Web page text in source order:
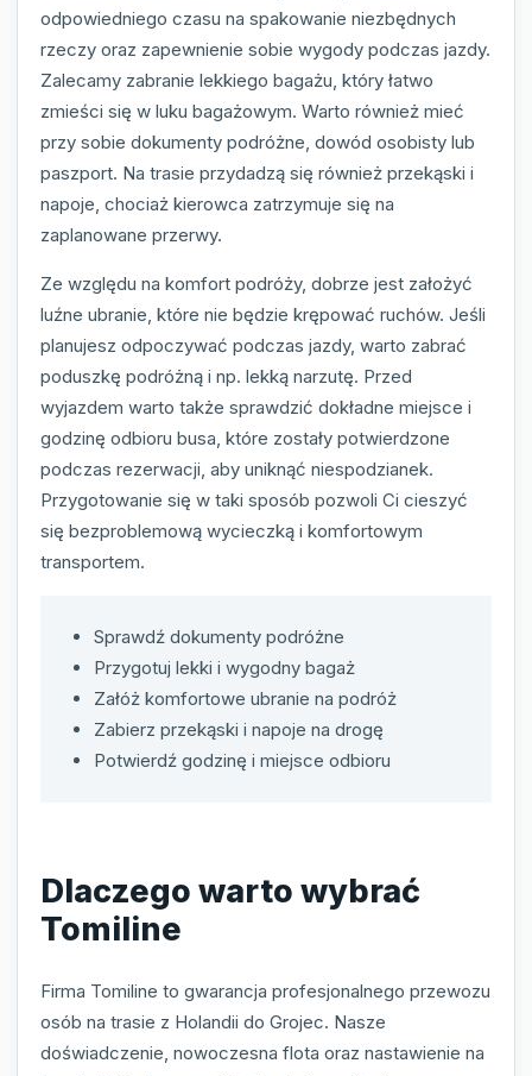
odpowiedniego czasu na spakowanie niezbędnych
rzeczy oraz zapewnienie sobie wygody podczas jazdy.
Zalecamy zabranie lekkiego bagażu, który łatwo
zmieści się w luku bagażowym. Warto również mieć
przy sobie dokumenty podróżne, dowód osobisty lub
paszport. Na trasie przydadzą się również przekąski i
napoje, chociaż kierowca zatrzymuje się na
zaplanowane przerwy.
Ze względu na komfort podróży, dobrze jest założyć
luźne ubranie, które nie będzie krępować ruchów. Jeśli
planujesz odpoczywać podczas jazdy, warto zabrać
poduszkę podróżną i np. lekką narzutę. Przed
wyjazdem warto także sprawdzić dokładne miejsce i
godzinę odbioru busa, które zostały potwierdzone
podczas rezerwacji, aby uniknąć niespodzianek.
Przygotowanie się w taki sposób pozwoli Ci cieszyć
się bezproblemową wycieczką i komfortowym
transportem.
Sprawdź dokumenty podróżne
Przygotuj lekki i wygodny bagaż
Załóż komfortowe ubranie na podróż
Zabierz przekąski i napoje na drogę
Potwierdź godzinę i miejsce odbioru
Dlaczego warto wybrać
Tomiline
Firma Tomiline to gwarancja profesjonalnego przewozu
osób na trasie z Holandii do Grojec. Nasze
doświadczenie, nowoczesna flota oraz nastawienie na